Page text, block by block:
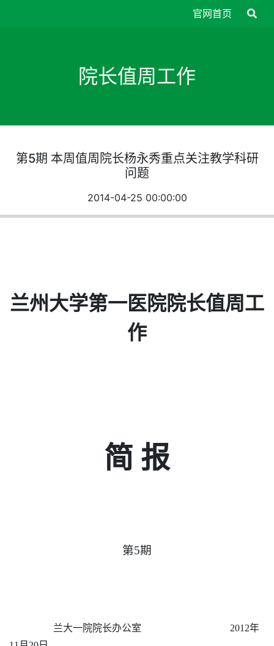
官网首页
院长值周工作
第5期 本周值周院长杨永秀重点关注教学科研
问题
2014-04-25 00:00:00
兰州大学第一医院院长值周工
作
简 报
第5期
兰大一院院长办公室 2012年